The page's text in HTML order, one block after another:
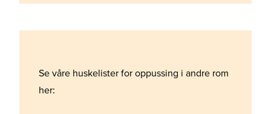
Se våre huskelister for oppussing i andre rom
her: